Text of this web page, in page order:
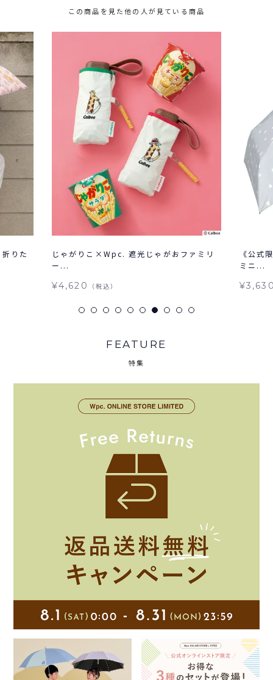
この商品を見た他の人が見ている商品
りた
じゃがりこ×Wpc. 遮光じゃがおファミリ
ー...
¥4,620 （税込）
《公式
ミニ...
FEATURE
特集